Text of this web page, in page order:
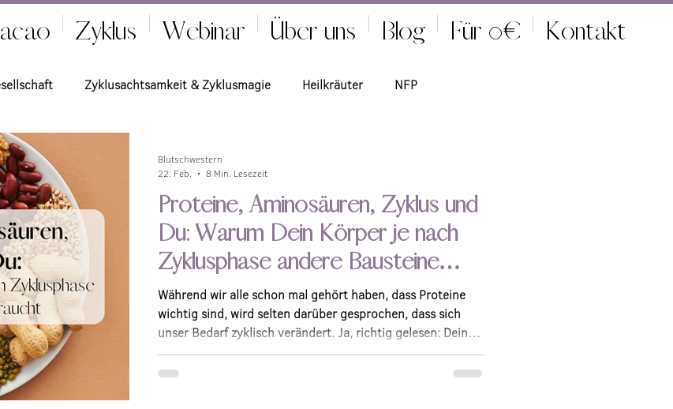
Zyklus Webinar Über uns Blog Für 0€ Kontakt
Zyklusachtsamkeit & Zyklusmagie Heilkräuter NFP
Endometriose
Proteine, Aminosäuren, Zyklus und
Du: Warum Dein Körper je nach
Zyklusphase andere Bausteine
braucht
Während wir alle schon mal gehört haben, dass Proteine
wichtig sind, wird selten darüber gesprochen, dass sich
unser Bedarf zyklisch verändert. Ja, richtig gelesen: Dein
Körper braucht je nach Zyklusphase unterschiedliche
Mengen und Arten von Aminosäuren. Und nein, das ist
Blutschwestern
22. Feb.
8 Min. Lesezeit